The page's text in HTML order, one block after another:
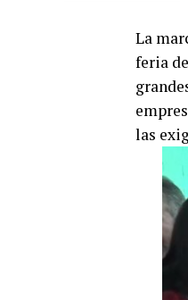
La
feria de
las